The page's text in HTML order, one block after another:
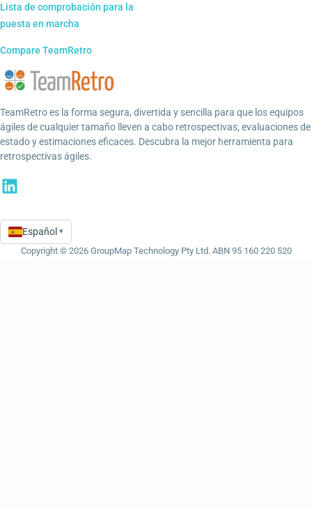
Lista de comprobación para la
puesta en marcha
Compare TeamRetro
TeamRetro es la forma segura, divertida y sencilla para que los equipos
ágiles de cualquier tamaño lleven a cabo retrospectivas, evaluaciones de
estado y estimaciones eficaces. Descubra la mejor herramienta para
retrospectivas ágiles.
Language
Español ▾
Copyright © 2026 GroupMap Technology Pty Ltd. ABN 95 160 220 520